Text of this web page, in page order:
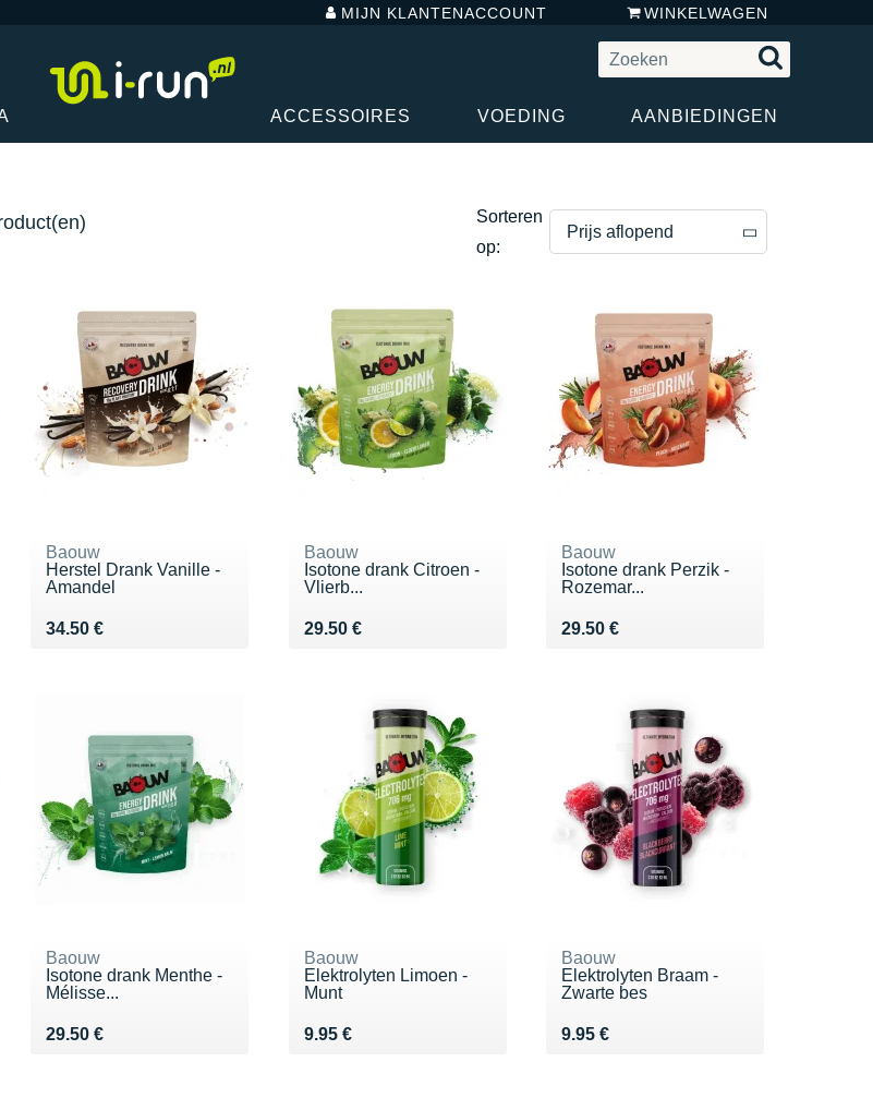
MIJN KLANTENACCOUNT WINKELWAGEN
ACCESSOIRES VOEDING AANBIEDINGEN
Sorteren
op:
Prijs aflopend
Prijs oplopend
Baouw
Herstel Drank Vanille -
Amandel
34.50 €
Vendu 34.50 €
Baouw
Isotone drank Citroen -
Vlierb...
29.50 €
Vendu 29.50 €
Baouw
Isotone drank Perzik -
Rozemar...
29.50 €
Vendu 29.50 €
Baouw
Isotone drank Menthe -
Mélisse...
29.50 €
Vendu 29.50 €
Baouw
Elektrolyten Limoen -
Munt
9.95 €
Vendu 9.95 €
Baouw
Elektrolyten Braam -
Zwarte bes
9.95 €
Vendu 9.95 €